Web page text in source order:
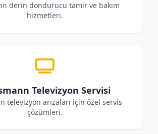
derin dondurucu tamir ve bakım
hizmetleri.
Televizyon Servisi
televizyon arızaları için özel servis
çözümleri.